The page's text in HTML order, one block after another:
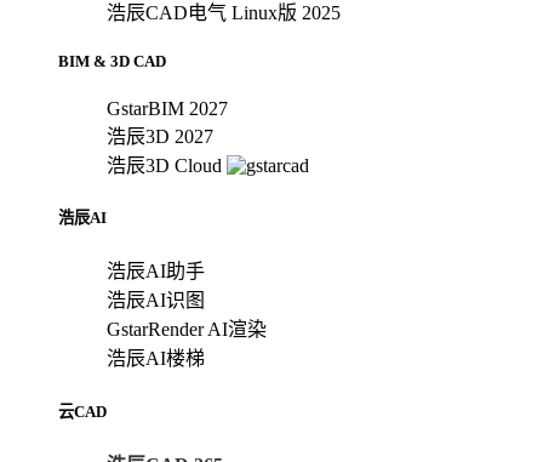
浩辰CAD电气 Linux版 2025
BIM & 3D CAD
GstarBIM 2027
浩辰3D 2027
浩辰3D Cloud
浩辰AI
浩辰AI助手
浩辰AI识图
GstarRender AI渲染
浩辰AI楼梯
云CAD